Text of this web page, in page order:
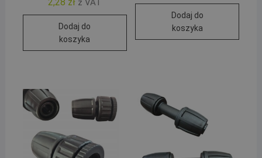
2,28 zł z VAT
Dodaj do
koszyka
Dodaj do
koszyka